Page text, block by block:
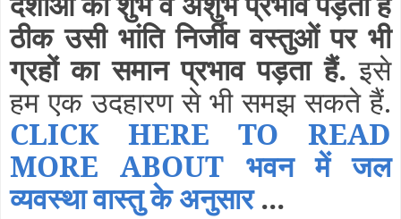
ठीक उसी भांति निर्जीव वस्तुओं पर भी
ग्रहों का समान प्रभाव पड़ता हैं. इसे
हम एक उदहारण से भी समझ सकते हैं.
CLICK HERE TO READ
MORE ABOUT भवन में जल
व्यवस्था वास्तु के अनुसार...